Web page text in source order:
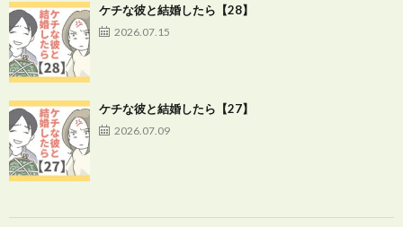
ケチな彼と結婚したら【28】
2026.07.15
ケチな彼と結婚したら【27】
2026.07.09